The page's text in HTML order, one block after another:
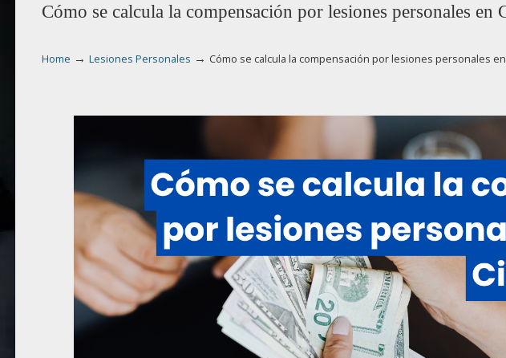
Cómo se calcula la compensación por lesiones personales
Home → Lesiones Personales → Cómo se calcula la compensación por lesiones personales en